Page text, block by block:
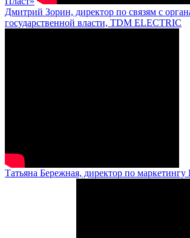
Дмитрий Зорин, директор по связям с
государственной власти, TDM ELECTRIC
Татьяна Бережная, директор по маркетингу